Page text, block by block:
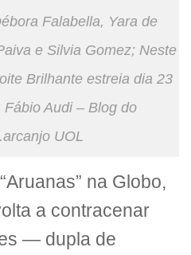
Falabella, Yara de
e Silvia Gomez; Neste
Brilhante estreia dia 23
Audi – Blog do
UOL
na Globo,
a contracenar
— dupla de